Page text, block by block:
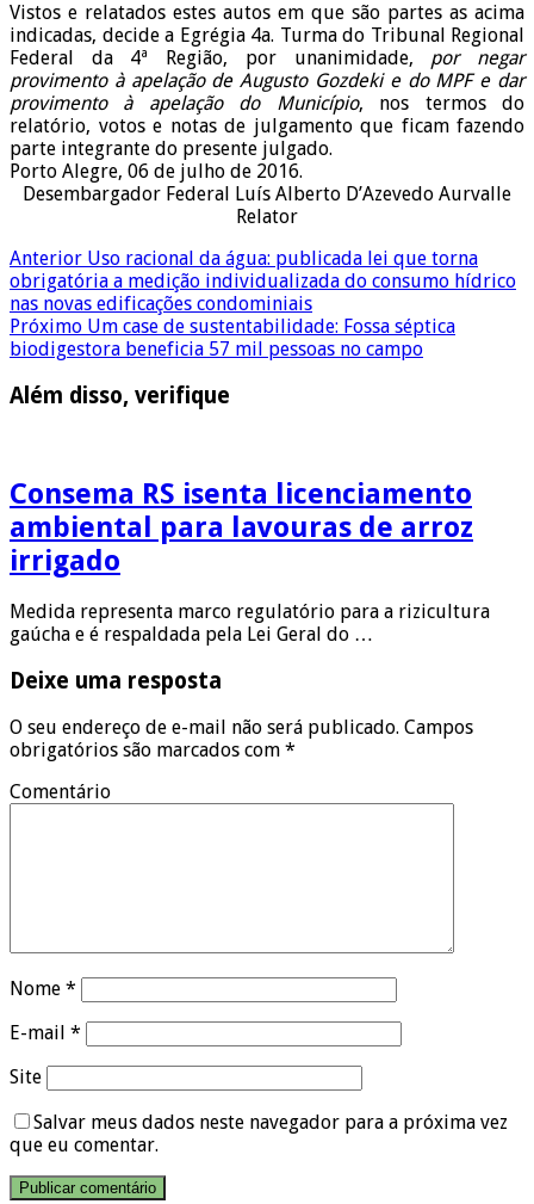
Vistos e relatados estes autos em que são partes as acima
indicadas, decide a Egrégia 4a. Turma do Tribunal Regional
Federal da 4ª Região, por unanimidade, por negar
provimento à apelação de Augusto Gozdeki e do MPF e dar
provimento à apelação do Município, nos termos do
relatório, votos e notas de julgamento que ficam fazendo
parte integrante do presente julgado.
Porto Alegre, 06 de julho de 2016.
Desembargador Federal Luís Alberto D’Azevedo Aurvalle
Relator
Anterior Uso racional da água: publicada lei que torna
obrigatória a medição individualizada do consumo hídrico
nas novas edificações condominiais
Próximo Um case de sustentabilidade: Fossa séptica
biodigestora beneficia 57 mil pessoas no campo
Além disso, verifique
Consema RS isenta licenciamento
ambiental para lavouras de arroz
irrigado
Medida representa marco regulatório para a rizicultura
gaúcha e é respaldada pela Lei Geral do …
Deixe uma resposta
O seu endereço de e-mail não será publicado. Campos
obrigatórios são marcados com *
Comentário
Nome *
E-mail *
Site
Salvar meus dados neste navegador para a próxima vez
que eu comentar.